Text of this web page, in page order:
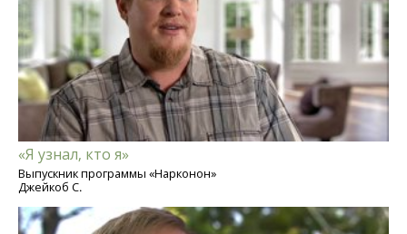
«Я узнал, кто я»
Выпускник программы «Нарконон»
Джейкоб С.